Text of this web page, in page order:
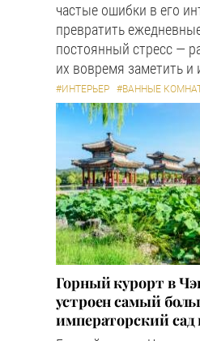
частые ошибки в его
превратить
постоянный стресс —
их вовремя заметить и
#ИНТЕРЬЕР #ВАННЫЕ
Горный курорт в
устроен самый
императорский сад